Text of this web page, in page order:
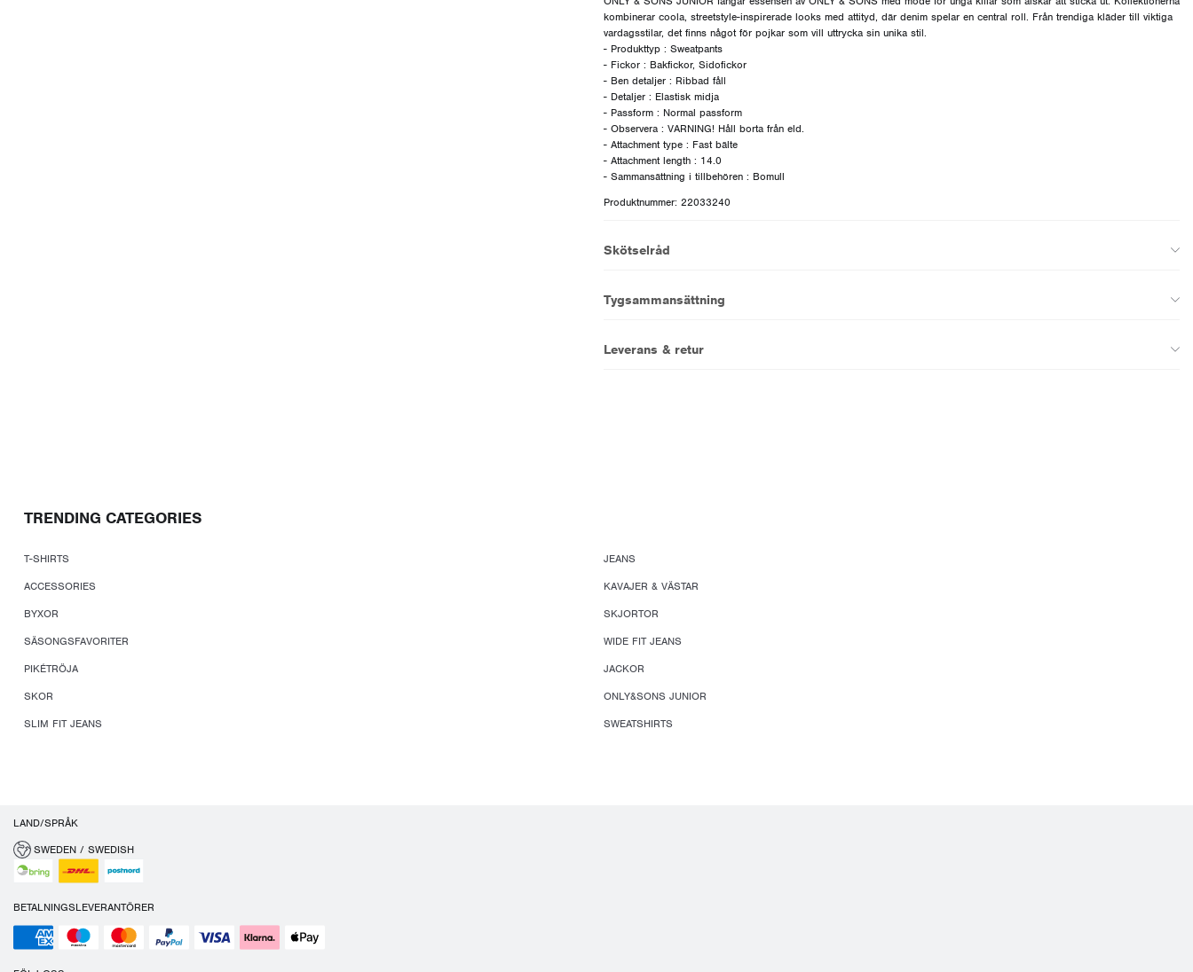
kombinerar coola, streetstyle-inspirerade looks med attityd, där denim spelar en central roll. Från trendiga kläder till viktiga
vardagsstilar, det finns något för pojkar som vill uttrycka sin unika stil.
- Produkttyp : Sweatpants
- Fickor : Bakfickor, Sidofickor
- Ben detaljer : Ribbad fåll
- Detaljer : Elastisk midja
- Passform : Normal passform
- Observera : VARNING! Håll borta från eld.
- Attachment type : Fast bälte
- Attachment length : 14.0
Produktnummer: 22033240
Skötselråd
Tygsammansättning
Leverans & retur
TRENDING CATEGORIES
T-SHIRTS
JEANS
ACCESSORIES
KAVAJER & VÄSTAR
BYXOR
SKJORTOR
SÄSONGSFAVORITER
WIDE FIT JEANS
PIKÉTRÖJA
JACKOR
SKOR
ONLY&SONS JUNIOR
SLIM FIT JEANS
SWEATSHIRTS
LAND/SPRÅK
SWEDEN / SWEDISH
BETALNINGSLEVERANTÖRER